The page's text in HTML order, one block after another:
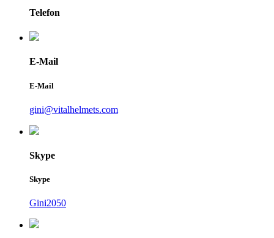
Telefon
E-Mail
E-Mail
gini@vitalhelmets.com
Skype
Skype
Gini2050